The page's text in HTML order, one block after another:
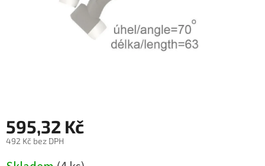
595,32 Kč
492 Kč bez DPH